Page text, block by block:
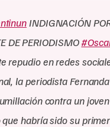
INDIGNACIÓN
DE PERIODISMO
repudio en redes
la periodista
contra un
que habría sido su